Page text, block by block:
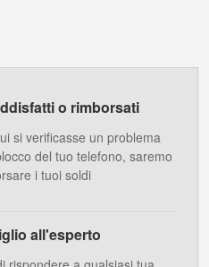
o rimborsati
si verificasse un problema
del tuo telefono, saremo
i tuoi soldi
all'esperto